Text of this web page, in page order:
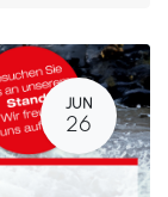
JUN
26